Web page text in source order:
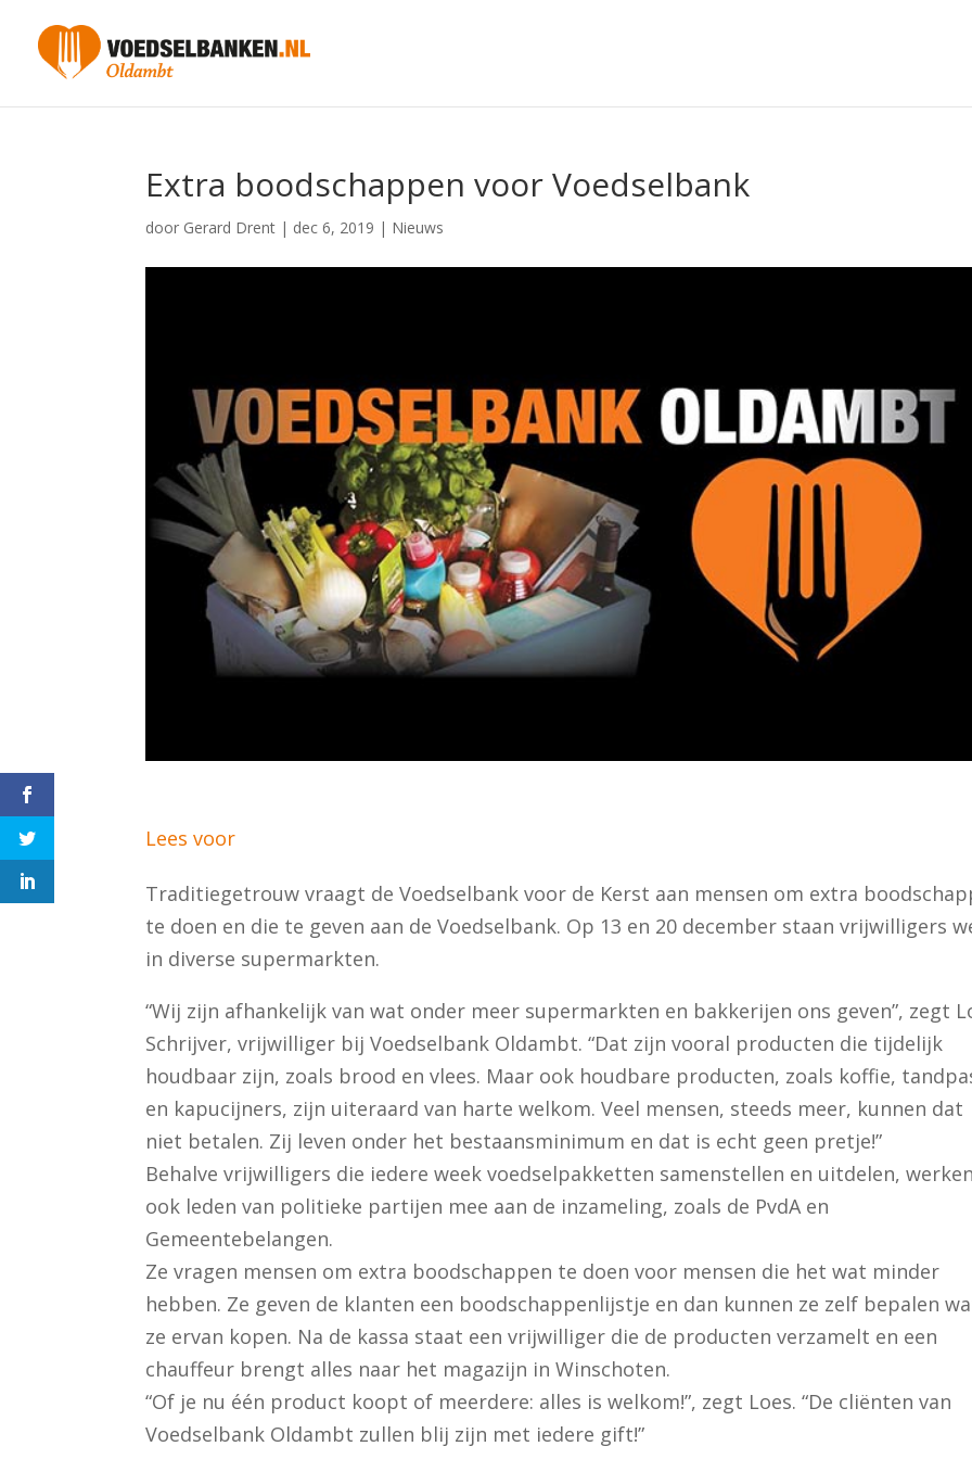
Extra boodschappen voor Voedselbank
door Gerard Drent | dec 6, 2019 | Nieuws
Lees voor
Traditiegetrouw vraagt de Voedselbank voor de Kerst aan mensen om extra
te doen en die te geven aan de Voedselbank. Op 13 en 20 december staan vrijwilligers
in diverse supermarkten.
“Wij zijn afhankelijk van wat onder meer supermarkten en bakkerijen ons geven”, zegt
Schrijver, vrijwilliger bij Voedselbank Oldambt. “Dat zijn vooral producten die tijdelijk
houdbaar zijn, zoals brood en vlees. Maar ook houdbare producten, zoals koffie,
en kapucijners, zijn uiteraard van harte welkom. Veel mensen, steeds meer, kunnen dat
niet betalen. Zij leven onder het bestaansminimum en dat is echt geen pretje!”
Behalve vrijwilligers die iedere week voedselpakketten samenstellen en uitdelen, werken
ook leden van politieke partijen mee aan de inzameling, zoals de PvdA en
Gemeentebelangen.
Ze vragen mensen om extra boodschappen te doen voor mensen die het wat minder
hebben. Ze geven de klanten een boodschappenlijstje en dan kunnen ze zelf bepalen
ze ervan kopen. Na de kassa staat een vrijwilliger die de producten verzamelt en een
chauffeur brengt alles naar het magazijn in Winschoten.
“Of je nu één product koopt of meerdere: alles is welkom!”, zegt Loes. “De cliënten van
Voedselbank Oldambt zullen blij zijn met iedere gift!”